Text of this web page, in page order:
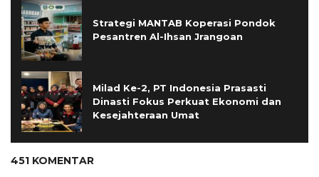
Strategi MANTAB Koperasi Pondok
Pesantren Al-Ihsan Jrangoan
Milad Ke-2, PT Indonesia Prasasti
Dinasti Fokus Perkuat Ekonomi dan
Kesejahteraan Umat
451 KOMENTAR